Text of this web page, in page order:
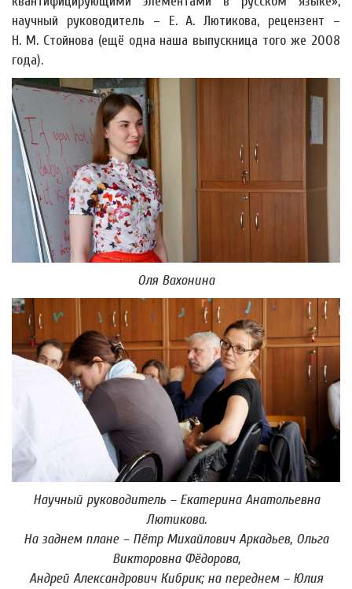
научный руководитель – Е. А. Лютикова, рецензент –
Н. М. Стойнова (ещё одна наша выпускница того же 2008
года).
Оля Вахонина
Научный руководитель – Екатерина Анатольевна
Лютикова.
На заднем плане – Пётр Михайлович Аркадьев, Ольга
Викторовна Фёдорова,
Андрей Александрович Кибрик; на переднем – Юлия